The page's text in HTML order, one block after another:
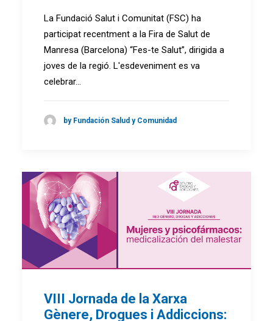
La Fundació Salut i Comunitat (FSC) ha
participat recentment a la Fira de Salut de
Manresa (Barcelona) “Fes-te Salut”, dirigida a
joves de la regió. L'esdeveniment es va
celebrar…
by Fundación Salud y Comunidad
VIII Jornada de la Xarxa
Gènere, Drogues i Addiccions: